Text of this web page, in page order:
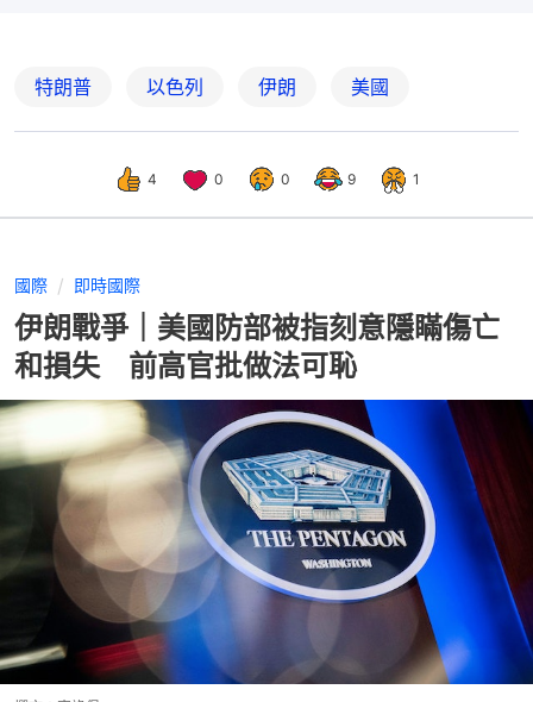
特朗普 以色列 伊朗 美國
4 0 0 9 1
國際 即時國際
伊朗戰爭｜美國防部被指刻意隱瞞傷亡
和損失 前高官批做法可恥